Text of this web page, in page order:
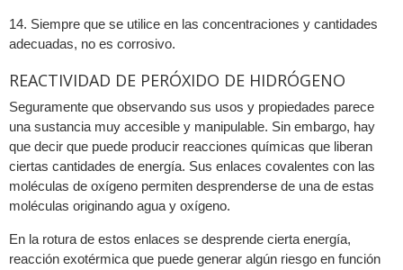
14. Siempre que se utilice en las concentraciones y cantidades
adecuadas, no es corrosivo.
REACTIVIDAD DE PERÓXIDO DE HIDRÓGENO
Seguramente que observando sus usos y propiedades parece
una sustancia muy accesible y manipulable. Sin embargo, hay
que decir que puede producir reacciones químicas que liberan
ciertas cantidades de energía. Sus enlaces covalentes con las
moléculas de oxígeno permiten desprenderse de una de estas
moléculas originando agua y oxígeno.
En la rotura de estos enlaces se desprende cierta energía,
reacción exotérmica que puede generar algún riesgo en función